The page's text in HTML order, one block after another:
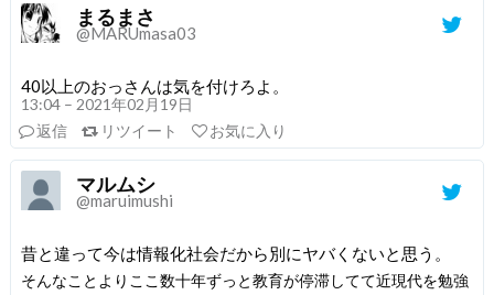
まるまさ
@MARUmasa03
40以上のおっさんは気を付けろよ。
13:04 – 2021年02月19日
返信
リツイート お気に入り
マルムシ
@maruimushi
昔と違って今は情報化社会だから別にヤバくないと思う。
そんなことよりここ数十年ずっと教育が停滞してて近現代を勉強